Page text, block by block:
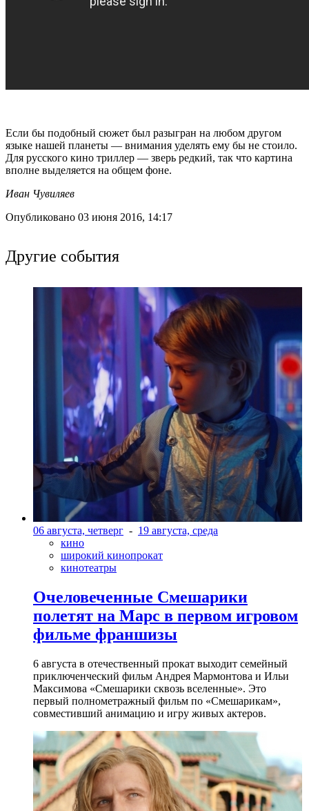
Если бы подобный сюжет был разыгран на любом другом
языке нашей планеты — внимания уделять ему бы не стоило.
Для русского кино триллер — зверь редкий, так что картина
вполне выделяется на общем фоне.
Иван Чувиляев
Опубликовано 03 июня 2016, 14:17
Другие события
06 августа, четверг - 19 августа, среда
кино
широкий кинопрокат
кинотеатры
Очеловеченные Смешарики
полетят на Марс в первом игровом
фильме франшизы
6 августа в отечественный прокат выходит семейный
приключенческий фильм Андрея Мармонтова и Ильи
Максимова «Смешарики сквозь вселенные». Это
первый полнометражный фильм по «Смешарикам»,
совместивший анимацию и игру живых актеров.